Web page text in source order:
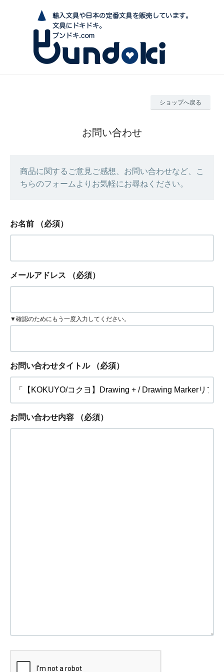
ショップへ戻る
お問い合わせ
商品に関するご意見ご感想、お問い合わせなど、こ
ちらのフォームよりお気軽にお尋ねください。
お名前 （必須）
メールアドレス （必須）
▼確認のためにもう一度入力してください。
お問い合わせタイトル （必須）
お問い合わせ内容 （必須）